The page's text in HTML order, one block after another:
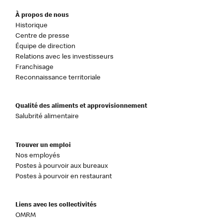
À propos de nous
Historique
Centre de presse
Équipe de direction
Relations avec les investisseurs
Franchisage
Reconnaissance territoriale
Qualité des aliments et approvisionnement
Salubrité alimentaire
Trouver un emploi
Nos employés
Postes à pourvoir aux bureaux
Postes à pourvoir en restaurant
Liens avec les collectivités
OMRM